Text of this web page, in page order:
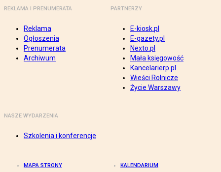
REKLAMA I PRENUMERATA
Reklama
Ogłoszenia
Prenumerata
Archiwum
PARTNERZY
E-kiosk.pl
E-gazety.pl
Nexto.pl
Mała księgowość
Kancelarierp.pl
Wieści Rolnicze
Życie Warszawy
NASZE WYDARZENIA
Szkolenia i konferencje
MAPA STRONY KALENDARIUM